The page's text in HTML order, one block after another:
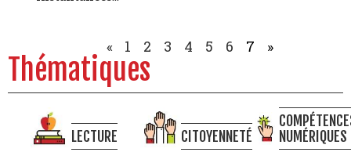
« 1 2 3 4 5 6 7 »
Thématiques
LECTURE CITOYENNETÉ
NUMÉRIQUES